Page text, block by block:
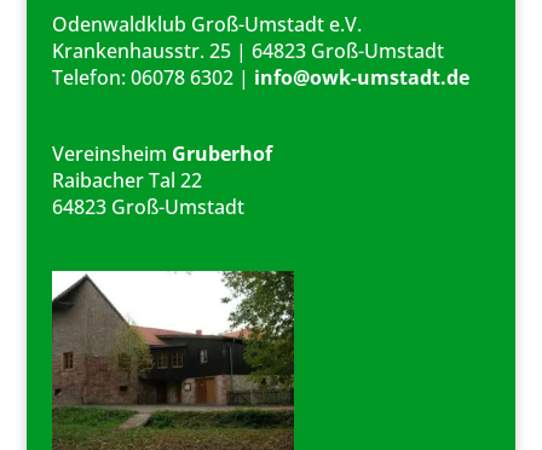
Odenwaldklub Groß-Umstadt e.V.
Krankenhausstr. 25 | 64823 Groß-Umstadt
Telefon: 06078 6302 | info@owk-umstadt.de
Vereinsheim Gruberhof
Raibacher Tal 22
64823 Groß-Umstadt